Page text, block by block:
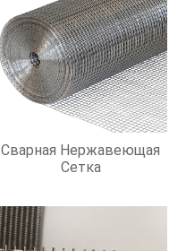
Сварная Нержавеющая
Сетка